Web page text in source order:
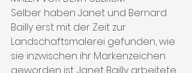
Selber haben Janet und Bernard
Bailly erst mit der Zeit zur
Landschaftsmalerei gefunden, wie
sie inzwischen ihr Markenzeichen